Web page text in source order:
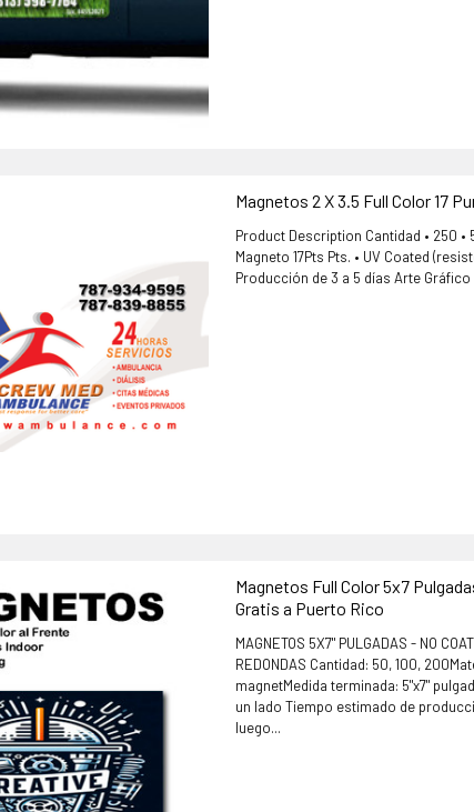
Magnetos 2 X 3.5 Full Color 17
Product Description Cantidad • 250 •
Magneto 17Pts Pts. • UV Coated
Producción de 3 a 5 días Arte Gráfico
Magnetos Full Color 5x7
Gratis a Puerto Rico
MAGNETOS 5X7" PULGADAS - NO
REDONDAS Cantidad: 50, 100,
magnetMedida terminada: 5"x7"
un lado Tiempo estimado de
luego...